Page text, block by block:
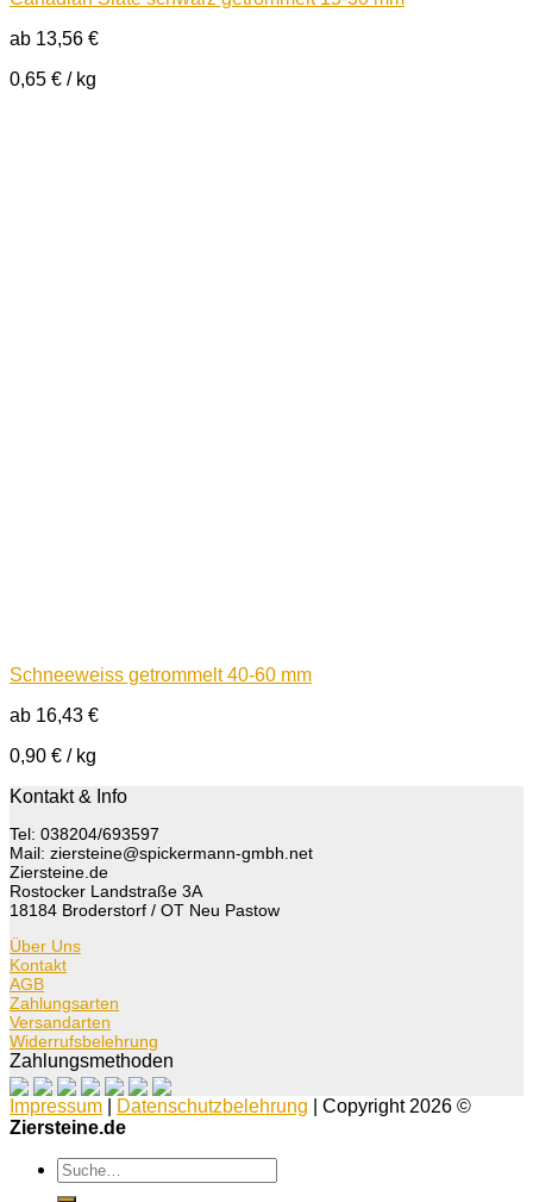
ab 13,56 €
0,65 € / kg
Schneeweiss getrommelt 40-60 mm
ab 16,43 €
0,90 € / kg
Kontakt & Info
Tel: 038204/693597
Mail: ziersteine@spickermann-gmbh.net
Ziersteine.de
Rostocker Landstraße 3A
18184 Broderstorf / OT Neu Pastow
Über Uns
Kontakt
AGB
Zahlungsarten
Versandarten
Widerrufsbelehrung
Zahlungsmethoden
Impressum Datenschutzbelehrung | Copyright 2026 ©
Ziersteine.de
Suche
nach: